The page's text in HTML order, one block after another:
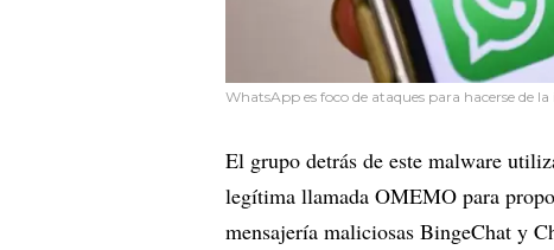
WhatsApp es foco de ataques para hacerse de
El grupo detrás de este malware
legítima llamada OMEMO para
mensajería maliciosas BingeChat y